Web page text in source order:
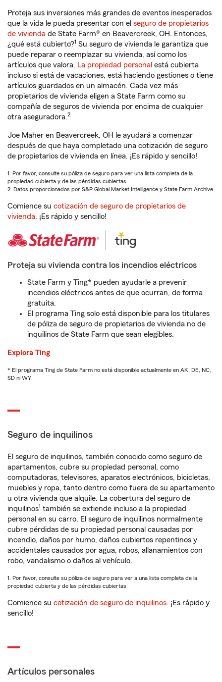
Proteja sus inversiones más grandes de eventos inesperados
que la vida le pueda presentar con el seguro de propietarios
de vivienda de State Farm® en Beavercreek, OH. Entonces,
¿qué está cubierto?1 Su seguro de vivienda le garantiza que
puede reparar o reemplazar su vivienda, así como los
artículos que valora. La propiedad personal está cubierta
incluso si está de vacaciones, está haciendo gestiones o tiene
artículos guardados en un almacén. Cada vez más
propietarios de vivienda eligen a State Farm como su
compañía de seguros de vivienda por encima de cualquier
otra aseguradora.2
Joe Maher en Beavercreek, OH le ayudará a comenzar
después de que haya completado una cotización de seguro
de propietarios de vivienda en línea. ¡Es rápido y sencillo!
1. Por favor, consulte su póliza de seguro para ver una lista completa de la
propiedad cubierta y de las pérdidas cubiertas.
2. Datos proporcionados por S&P Global Market Intelligence y State Farm Archive.
Comience su cotización de seguro de propietarios de
vivienda. ¡Es rápido y sencillo!
Proteja su vivienda contra los incendios eléctricos
State Farm y Ting* pueden ayudarle a prevenir
incendios eléctricos antes de que ocurran, de forma
gratuita.
El programa Ting solo está disponible para los titulares
de póliza de seguro de propietarios de vivienda no de
inquilinos de State Farm que sean elegibles.
Explora Ting
* El programa Ting de State Farm no está disponible actualmente en AK, DE, NC,
SD ni WY
Seguro de inquilinos
El seguro de inquilinos, también conocido como seguro de
apartamentos, cubre su propiedad personal, como
computadoras, televisores, aparatos electrónicos, bicicletas,
muebles y ropa, tanto dentro como fuera de su apartamento
u otra vivienda que alquile. La cobertura del seguro de
inquilinos1 también se extiende incluso a la propiedad
personal en su carro. El seguro de inquilinos normalmente
cubre pérdidas de su propiedad personal causadas por
incendio, daños por humo, daños cubiertos repentinos y
accidentales causados por agua, robos, allanamientos con
robo, vandalismo o daños al vehículo.
1. Por favor, consulte su póliza de seguro para ver a una lista completa de la
propiedad cubierta y de las pérdidas cubiertas.
Comience su cotización de seguro de inquilinos. ¡Es rápido y
sencillo!
Artículos personales